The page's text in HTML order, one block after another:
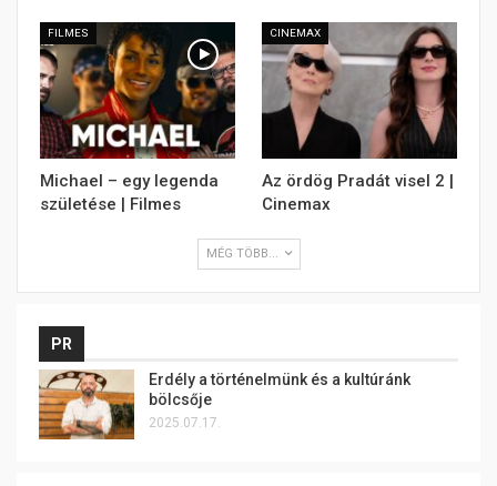
FILMES
Michael – egy legenda
születése | Filmes
CINEMAX
Az ördög Pradát visel 2 |
Cinemax
MÉG TÖBB...
PR
Erdély a történelmünk és a kultúránk
bölcsője
2025.07.17.